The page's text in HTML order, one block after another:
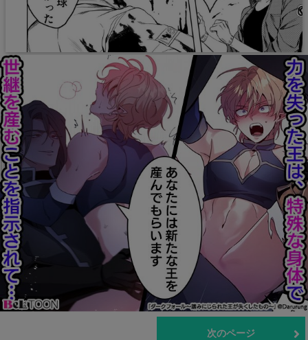
次のページ